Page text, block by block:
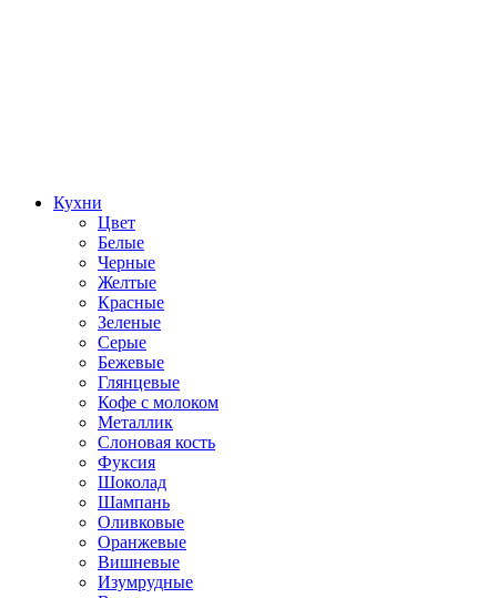
Кухни
Цвет
Белые
Черные
Желтые
Красные
Зеленые
Серые
Бежевые
Глянцевые
Кофе с молоком
Металлик
Слоновая кость
Фуксия
Шоколад
Шампань
Оливковые
Оранжевые
Вишневые
Изумрудные